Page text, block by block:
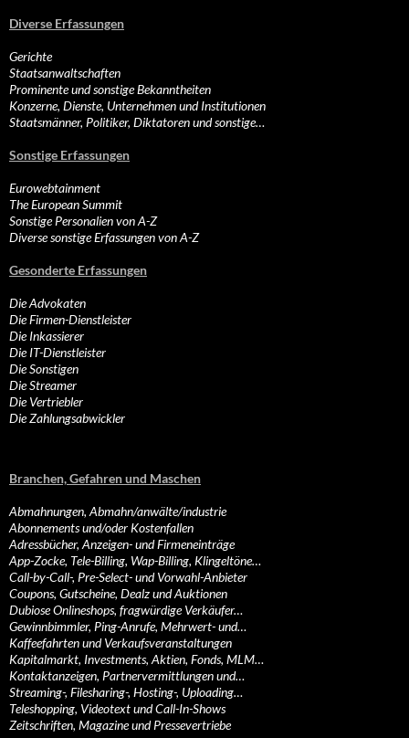
Diverse Erfassungen
Gerichte
Staatsanwaltschaften
Prominente und sonstige Bekanntheiten
Konzerne, Dienste, Unternehmen und Institutionen
Staatsmänner, Politiker, Diktatoren und sonstige…
Sonstige Erfassungen
Eurowebtainment
The European Summit
Sonstige Personalien von A-Z
Diverse sonstige Erfassungen von A-Z
Gesonderte Erfassungen
Die Advokaten
Die Firmen-Dienstleister
Die Inkassierer
Die IT-Dienstleister
Die Sonstigen
Die Streamer
Die Vertriebler
Die Zahlungsabwickler
Branchen, Gefahren und Maschen
Abmahnungen, Abmahn/anwälte/industrie
Abonnements und/oder Kostenfallen
Adressbücher, Anzeigen- und Firmeneinträge
App-Zocke, Tele-Billing, Wap-Billing, Klingeltöne…
Call-by-Call-, Pre-Select- und Vorwahl-Anbieter
Coupons, Gutscheine, Dealz und Auktionen
Dubiose Onlineshops, fragwürdige Verkäufer…
Gewinnbimmler, Ping-Anrufe, Mehrwert- und…
Kaffeefahrten und Verkaufsveranstaltungen
Kapitalmarkt, Investments, Aktien, Fonds, MLM…
Kontaktanzeigen, Partnervermittlungen und…
Streaming-, Filesharing-, Hosting-, Uploading…
Teleshopping, Videotext und Call-In-Shows
Zeitschriften, Magazine und Pressevertriebe